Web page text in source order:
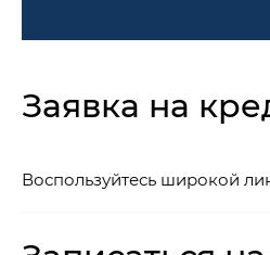
Заявка на
Воспользуйтесь широкой